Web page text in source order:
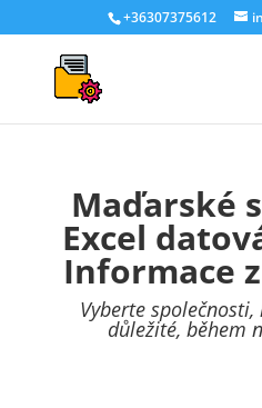
+36307375612
Maďarské
Excel
Informace
Vyberte
důležité, během